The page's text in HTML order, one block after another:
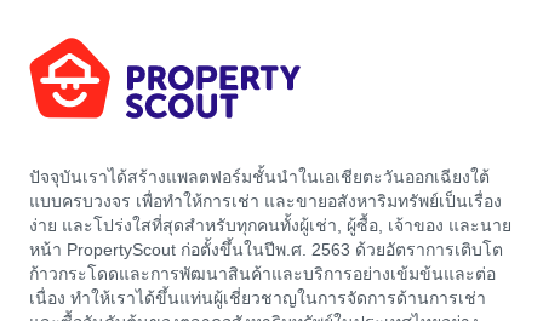
ปัจจุบันเราได้สร้างแพลตฟอร์มชั้นนำในเอเชียตะวันออกเฉียงใต้
แบบครบวงจร เพื่อทำให้การเช่า และขายอสังหาริมทรัพย์เป็นเรื่อง
ง่าย และโปร่งใสที่สุดสำหรับทุกคนทั้งผู้เช่า, ผู้ซื้อ, เจ้าของ และนาย
หน้า PropertyScout ก่อตั้งขึ้นในปีพ.ศ. 2563 ด้วยอัตราการเติบโต
ก้าวกระโดดและการพัฒนาสินค้าและบริการอย่างเข้มข้นและต่อ
เนื่อง ทำให้เราได้ขึ้นแท่นผู้เชี่ยวชาญในการจัดการด้านการเช่า